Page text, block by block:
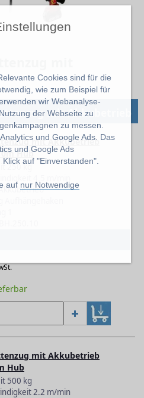
Cookies sind für die
wie zum Beispiel für
wir Webanalyse-
der Webseite zu
zu messen.
und Google Ads. Das
und Google Ads
auf "Einverstanden".
auf nur Notwendige
mit Akkubetrieb
mit Akkubetrieb
Hub
250 kg
mit Akkubetrieb
Hub
500 kg
2.2 m/min